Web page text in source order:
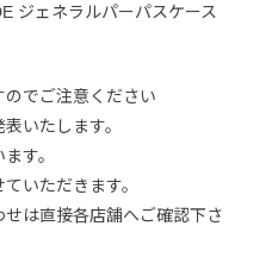
ジェネラルパーパスケース
でご注意ください
いたします。
す。
いただきます。
は直接各店舗へご確認下さ